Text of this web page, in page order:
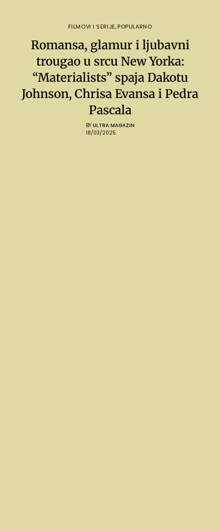
FILMOVI I SERIJE,POPULARNO
Romansa, glamur i ljubavni
trougao u srcu New Yorka:
“Materialists” spaja Dakotu
Johnson, Chrisa Evansa i Pedra
Pascala
BY ULTRA MAGAZIN
18/03/2025